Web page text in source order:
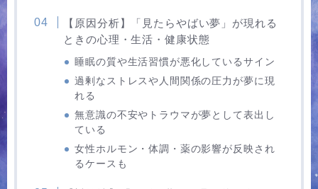
【原因分析】「見たらやばい夢」が現れる
ときの心理・生活・健康状態
睡眠の質や生活習慣が悪化しているサイン
過剰なストレスや人間関係の圧力が夢に現
れる
無意識の不安やトラウマが夢として表出し
ている
女性ホルモン・体調・薬の影響が反映され
るケースも